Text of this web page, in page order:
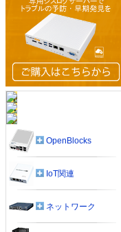
OpenBlocks
IoT関連
ネットワーク